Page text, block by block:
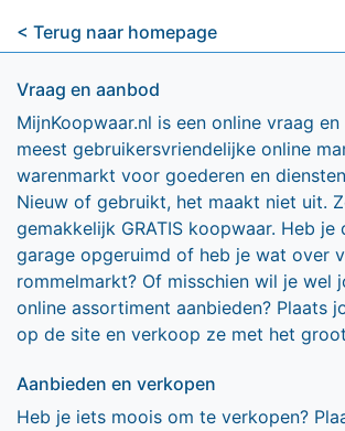
< Terug naar homepage
Vraag en aanbod
MijnKoopwaar.nl is een online vraag
meest gebruikersvriendelijke online
warenmarkt voor goederen en
Nieuw of gebruikt, het maakt niet uit.
gemakkelijk GRATIS koopwaar. Heb
garage opgeruimd of heb je wat over
rommelmarkt? Of misschien wil je wel
online assortiment aanbieden? Plaats
op de site en verkoop ze met het
Aanbieden en verkopen
Heb je iets moois om te verkopen?